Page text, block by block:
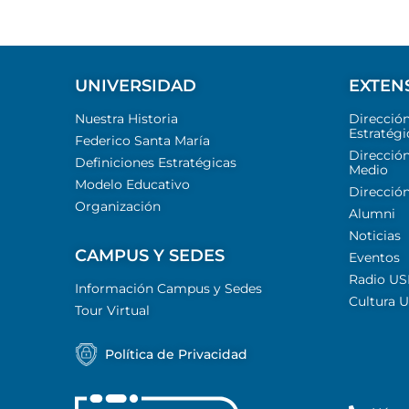
UNIVERSIDAD
Nuestra Historia
Federico Santa María
Definiciones Estratégicas
Modelo Educativo
Organización
CAMPUS Y SEDES
Información Campus y Sedes
Tour Virtual
Política de Privacidad
Medio
Alumni
Noticias
Eventos
Radio
Cultura